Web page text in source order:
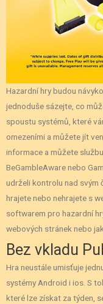
Hazardní hry budou
jednoduše sázejte, co
spoustu systémů, které
omezeními a můžete jít
informace a můžete
BeGambleAware nebo
udrželi kontrolu nad svým
hrajete nebo nehrajete s
softwarem pro hazardní
webových stránek nebo
Bez vkladu
Hra neustále umisťuje
systémy Android i ios. S
které lze získat za týden,